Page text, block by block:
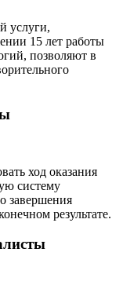
услуги,
15 лет работы
позволяют в
ход оказания
систему
завершения
результате.